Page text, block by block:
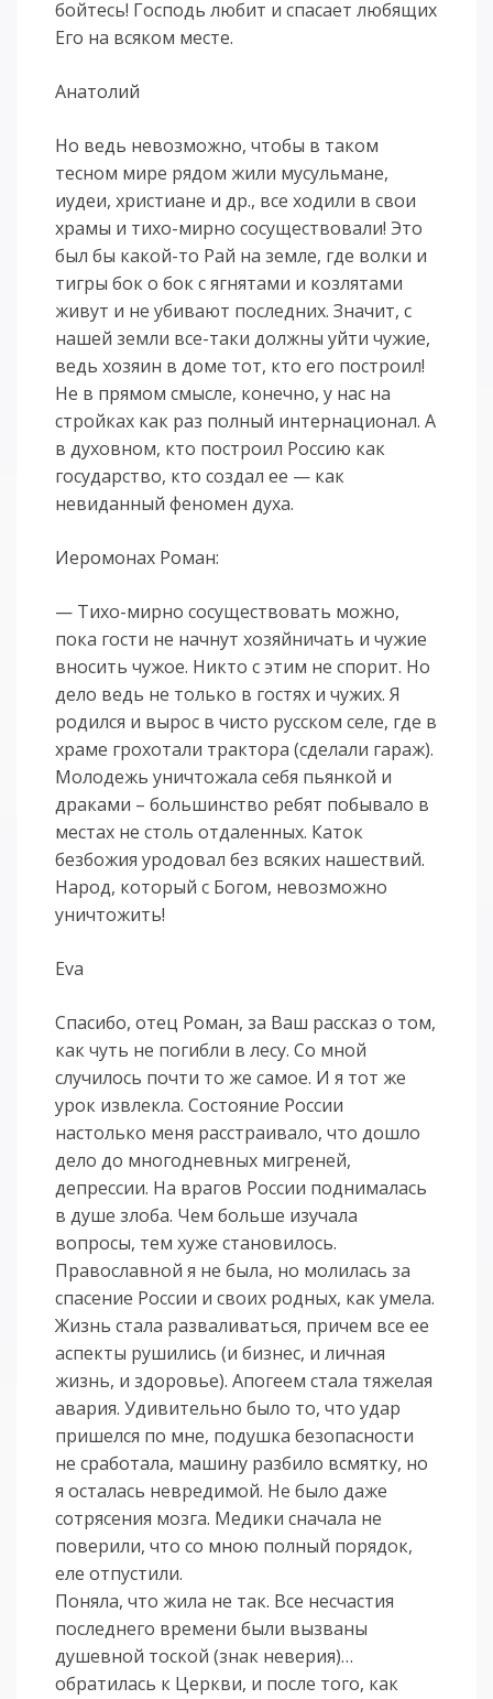
бойтесь! Господь любит и спасает любящих
Его на всяком месте.
Анатолий
Но ведь невозможно, чтобы в таком
тесном мире рядом жили мусульмане,
иудеи, христиане и др., все ходили в свои
храмы и тихо-мирно сосуществовали! Это
был бы какой-то Рай на земле, где волки и
тигры бок о бок с ягнятами и козлятами
живут и не убивают последних. Значит, с
нашей земли все-таки должны уйти чужие,
ведь хозяин в доме тот, кто его построил!
Не в прямом смысле, конечно, у нас на
стройках как раз полный интернационал. А
в духовном, кто построил Россию как
государство, кто создал ее — как
невиданный феномен духа.
Иеромонах Роман:
— Тихо-мирно сосуществовать можно,
пока гости не начнут хозяйничать и чужие
вносить чужое. Никто с этим не спорит. Но
дело ведь не только в гостях и чужих. Я
родился и вырос в чисто русском селе, где в
храме грохотали трактора (сделали гараж).
Молодежь уничтожала себя пьянкой и
драками – большинство ребят побывало в
местах не столь отдаленных. Каток
безбожия уродовал без всяких нашествий.
Народ, который с Богом, невозможно
уничтожить!
Eva
Спасибо, отец Роман, за Ваш рассказ о том,
как чуть не погибли в лесу. Со мной
случилось почти то же самое. И я тот же
урок извлекла. Состояние России
настолько меня расстраивало, что дошло
дело до многодневных мигреней,
депрессии. На врагов России поднималась
в душе злоба. Чем больше изучала
вопросы, тем хуже становилось.
Православной я не была, но молилась за
спасение России и своих родных, как умела.
Жизнь стала разваливаться, причем все ее
аспекты рушились (и бизнес, и личная
жизнь, и здоровье). Апогеем стала тяжелая
авария. Удивительно было то, что удар
пришелся по мне, подушка безопасности
не сработала, машину разбило всмятку, но
я осталась невредимой. Не было даже
сотрясения мозга. Медики сначала не
поверили, что со мною полный порядок,
еле отпустили.
Поняла, что жила не так. Все несчастия
последнего времени были вызваны
душевной тоской (знак неверия)…
обратилась к Церкви, и после того, как